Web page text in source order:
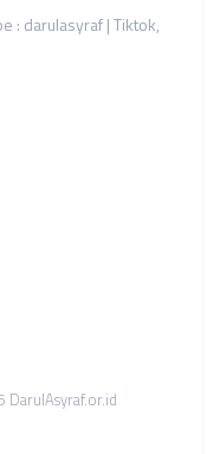
: darulasyraf | Tiktok,
DarulAsyraf.or.id